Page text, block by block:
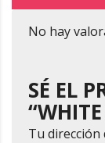
No hay
SÉ EL
Tu